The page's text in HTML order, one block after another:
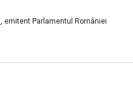
, emitent Parlamentul României